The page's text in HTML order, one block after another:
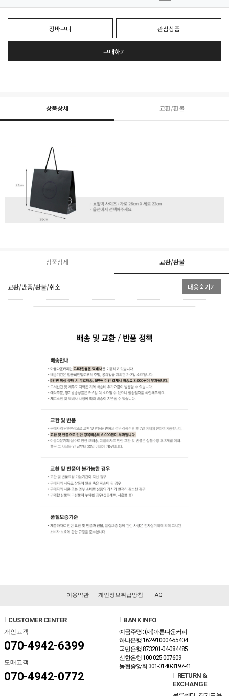
장바구니 관심상품
구매하기
상품상세 교환/환불
상품상세 교환/환불
교환/반품/환불/취소 내용숨기기
이용약관 개인정보취급방침 FAQ
l CUSTOMER CENTER
개인고객
070-4942-6399
도매고객
070-4942-0772
l BANK INFO
예금주명 : (재)아름다운커피
하나은행 162-910004-55404
국민은행 873201-04-084485
신한은행 100-025-007609
농협중앙회 301-0140-3197-41
l RETURN &
EXCHANGE